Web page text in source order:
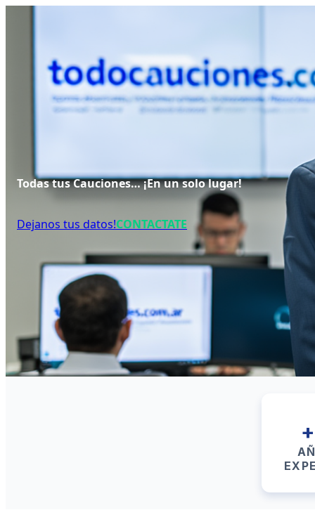
Todas tus Cauciones… ¡En un solo lugar!
Dejanos tus datos!CONTACTATE
+